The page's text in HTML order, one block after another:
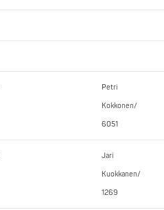
Petri
Kokkonen/
6051
Jari
Kuokkanen/
1269